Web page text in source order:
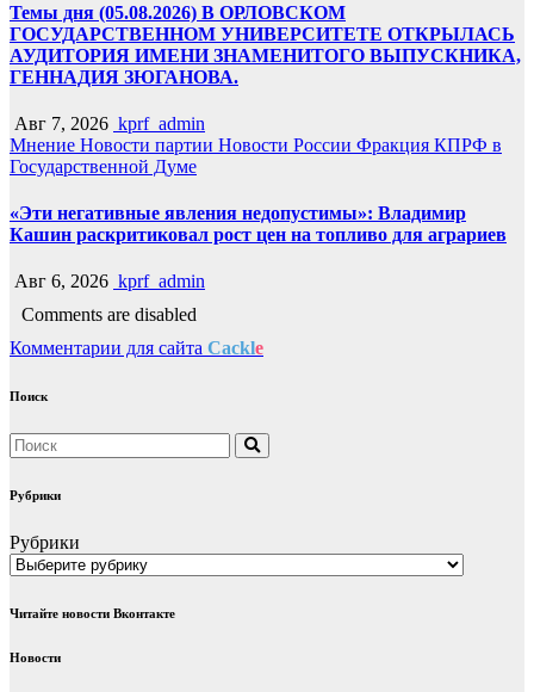
Темы дня (05.08.2026) В ОРЛОВСКОМ
ГОСУДАРСТВЕННОМ УНИВЕРСИТЕТЕ ОТКРЫЛАСЬ
АУДИТОРИЯ ИМЕНИ ЗНАМЕНИТОГО ВЫПУСКНИКА,
ГЕННАДИЯ ЗЮГАНОВА.
Авг 7, 2026 kprf_admin
Мнение Новости партии Новости России Фракция КПРФ в
Государственной Думе
«Эти негативные явления недопустимы»: Владимир
Кашин раскритиковал рост цен на топливо для аграриев
Авг 6, 2026 kprf_admin
Comments are disabled
Комментарии для сайта Cackle
Поиск
Рубрики
Рубрики
Читайте новости Вконтакте
Новости